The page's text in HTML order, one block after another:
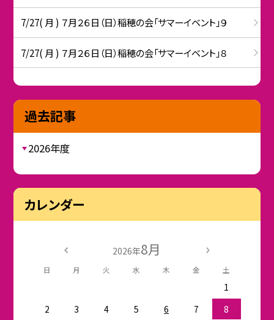
7/27( 月 ) ７月２６日（日）稲穂の会「サマーイベント」９
7/27( 月 ) ７月２６日（日）稲穂の会「サマーイベント」８
過去記事
2026年度
カレンダー
2026年8月
日 月 火 水 木 金 土
1
2
3 4 5 6 7
8